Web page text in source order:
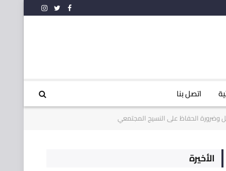
فيسبوك
تويترالانستغرام
اتصل بنا
وضرورة الحفاظ على النسيج المجتمعي
الأخيرة